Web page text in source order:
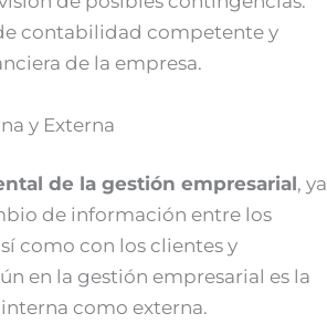
contabilidad competente y
de la empresa.
y Externa
de la gestión empresarial, ya
de información entre los
como con los clientes y
en la gestión empresarial es la
como externa.